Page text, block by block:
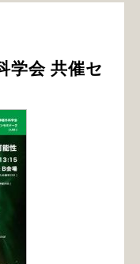
学会 共催セ